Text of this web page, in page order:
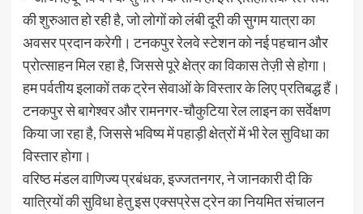
की शुरुआत हो रही है, जो लोगों को लंबी दूरी की सुगम यात्रा का
अवसर प्रदान करेगी। टनकपुर रेलवे स्टेशन को नई पहचान और
प्रोत्साहन मिल रहा है, जिससे पूरे क्षेत्र का विकास तेज़ी से होगा।
हम पर्वतीय इलाकों तक ट्रेन सेवाओं के विस्तार के लिए प्रतिबद्ध हैं।
टनकपुर से बागेश्वर और रामनगर-चौकुटिया रेल लाइन का सर्वेक्षण
किया जा रहा है, जिससे भविष्य में पहाड़ी क्षेत्रों में भी रेल सुविधा का
विस्तार होगा।
वरिष्ठ मंडल वाणिज्य प्रबंधक, इज्जतनगर, ने जानकारी दी कि
यात्रियों की सुविधा हेतु इस एक्सप्रेस ट्रेन का नियमित संचालन